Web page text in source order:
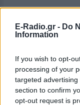
E-Radio.gr - Do
Information
If you wish to opt-
processing of your
targeted
section to confirm
opt-out request is